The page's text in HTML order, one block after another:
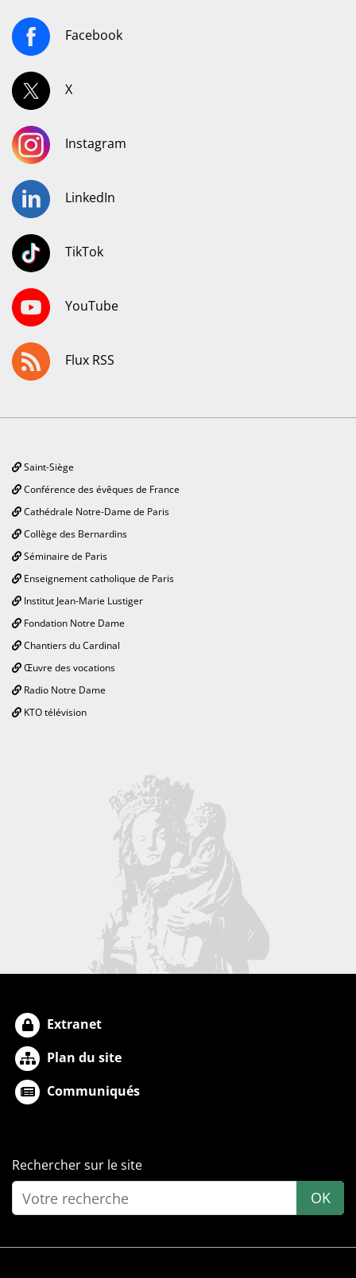
Facebook
X
Instagram
LinkedIn
TikTok
YouTube
Flux RSS
Saint-Siège
Conférence des évêques de France
Cathédrale Notre-Dame de Paris
Collège des Bernardins
Séminaire de Paris
Enseignement catholique de Paris
Institut Jean-Marie Lustiger
Fondation Notre Dame
Chantiers du Cardinal
Œuvre des vocations
Radio Notre Dame
KTO télévision
Extranet
Plan du site
Communiqués
Rechercher sur le site
OK